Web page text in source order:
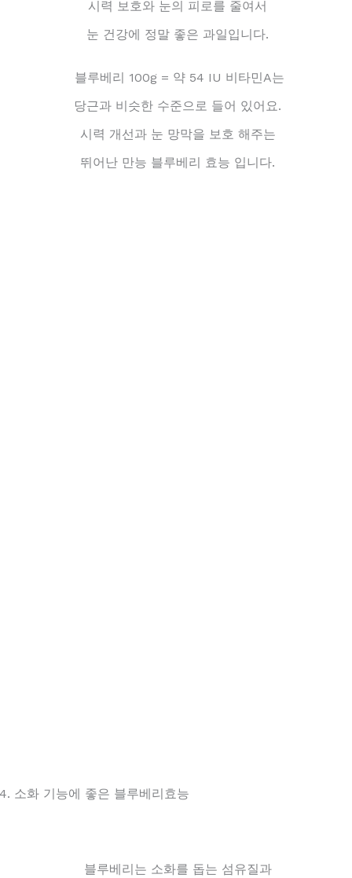
시력 보호와 눈의 피로를 줄여서
눈 건강에 정말 좋은 과일입니다.
블루베리 100g = 약 54 IU 비타민A는
당근과 비슷한 수준으로 들어 있어요.
시력 개선과 눈 망막을 보호 해주는
뛰어난 만능 블루베리 효능 입니다.
소화 기능에 좋은 블루베리효능
블루베리는 소화를 돕는 섬유질과